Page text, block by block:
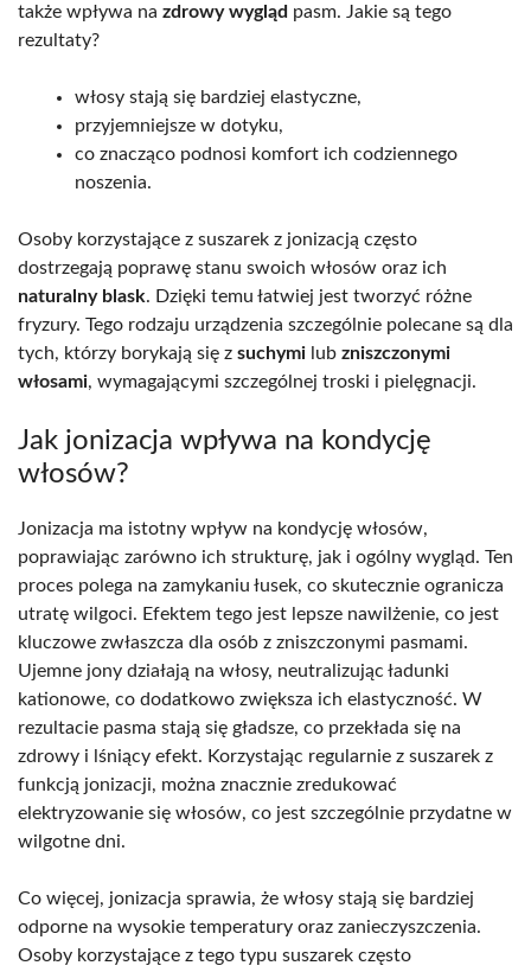
także wpływa na zdrowy wygląd pasm. Jakie są tego
rezultaty?
włosy stają się bardziej elastyczne,
przyjemniejsze w dotyku,
co znacząco podnosi komfort ich codziennego
noszenia.
Osoby korzystające z suszarek z jonizacją często
dostrzegają poprawę stanu swoich włosów oraz ich
naturalny blask. Dzięki temu łatwiej jest tworzyć różne
fryzury. Tego rodzaju urządzenia szczególnie polecane są dla
tych, którzy borykają się z suchymi lub zniszczonymi
włosami, wymagającymi szczególnej troski i pielęgnacji.
Jak jonizacja wpływa na kondycję
włosów?
Jonizacja ma istotny wpływ na kondycję włosów,
poprawiając zarówno ich strukturę, jak i ogólny wygląd. Ten
proces polega na zamykaniu łusek, co skutecznie ogranicza
utratę wilgoci. Efektem tego jest lepsze nawilżenie, co jest
kluczowe zwłaszcza dla osób z zniszczonymi pasmami.
Ujemne jony działają na włosy, neutralizując ładunki
kationowe, co dodatkowo zwiększa ich elastyczność. W
rezultacie pasma stają się gładsze, co przekłada się na
zdrowy i lśniący efekt. Korzystając regularnie z suszarek z
funkcją jonizacji, można znacznie zredukować
elektryzowanie się włosów, co jest szczególnie przydatne w
wilgotne dni.
Co więcej, jonizacja sprawia, że włosy stają się bardziej
odporne na wysokie temperatury oraz zanieczyszczenia.
Osoby korzystające z tego typu suszarek często